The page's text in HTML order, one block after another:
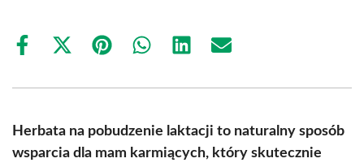
Share
Share
(Twitter)
Share Share Share Share
Herbata na pobudzenie laktacji to naturalny sposób
wsparcia dla mam karmiących, który skutecznie